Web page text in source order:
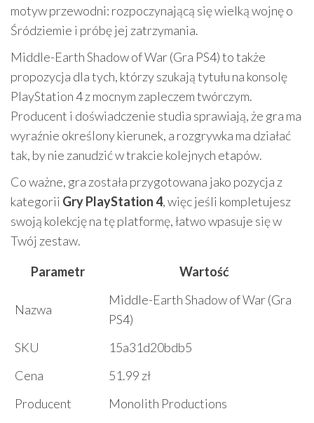
motyw przewodni: rozpoczynającą się wielką wojnę o
Śródziemie i próbę jej zatrzymania.
Middle-Earth Shadow of War (Gra PS4) to także
propozycja dla tych, którzy szukają tytułu na konsolę
PlayStation 4 z mocnym zapleczem twórczym.
Producent i doświadczenie studia sprawiają, że gra ma
wyraźnie określony kierunek, a rozgrywka ma działać
tak, by nie zanudzić w trakcie kolejnych etapów.
Co ważne, gra została przygotowana jako pozycja z
kategorii Gry PlayStation 4, więc jeśli kompletujesz
swoją kolekcję na tę platformę, łatwo wpasuje się w
Twój zestaw.
Parametr
Wartość
Nazwa
Middle-Earth Shadow of War (Gra
PS4)
SKU
15a31d20bdb5
Cena
51.99 zł
Producent
Monolith Productions